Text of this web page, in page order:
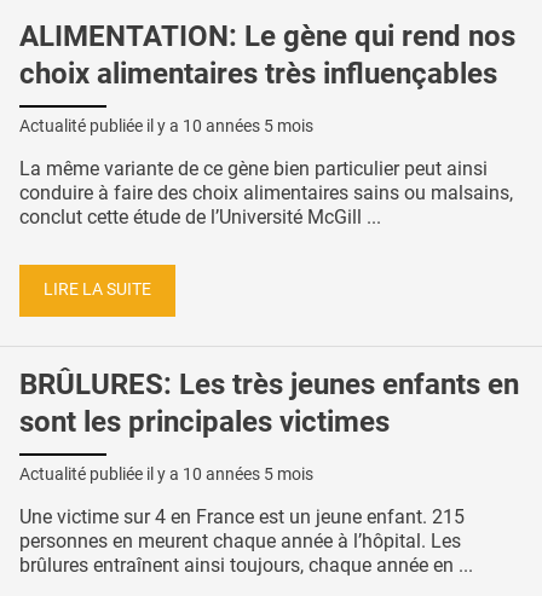
ALIMENTATION: Le gène qui rend nos
choix alimentaires très influençables
Actualité publiée il y a 10 années 5 mois
La même variante de ce gène bien particulier peut ainsi
conduire à faire des choix alimentaires sains ou malsains,
conclut cette étude de l’Université McGill ...
LIRE LA SUITE
BRÛLURES: Les très jeunes enfants en
sont les principales victimes
Actualité publiée il y a 10 années 5 mois
Une victime sur 4 en France est un jeune enfant. 215
personnes en meurent chaque année à l’hôpital. Les
brûlures entraînent ainsi toujours, chaque année en ...